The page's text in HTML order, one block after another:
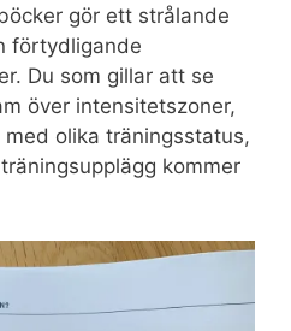
gör ett strålande
förtydligande
Du som gillar att se
över intensitetszoner,
olika träningsstatus,
kommer